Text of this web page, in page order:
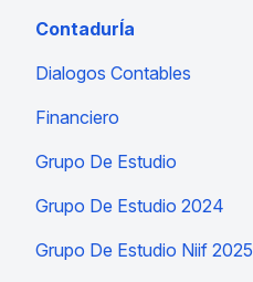
ContadurÍa
Dialogos Contables
Financiero
Grupo De Estudio
Grupo De Estudio 2024
Grupo De Estudio Niif 2025